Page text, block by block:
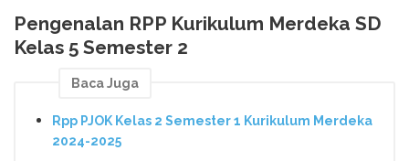
Pengenalan RPP Kurikulum Merdeka SD
Kelas 5 Semester 2
Baca Juga
Rpp PJOK Kelas 2 Semester 1 Kurikulum Merdeka
2024-2025